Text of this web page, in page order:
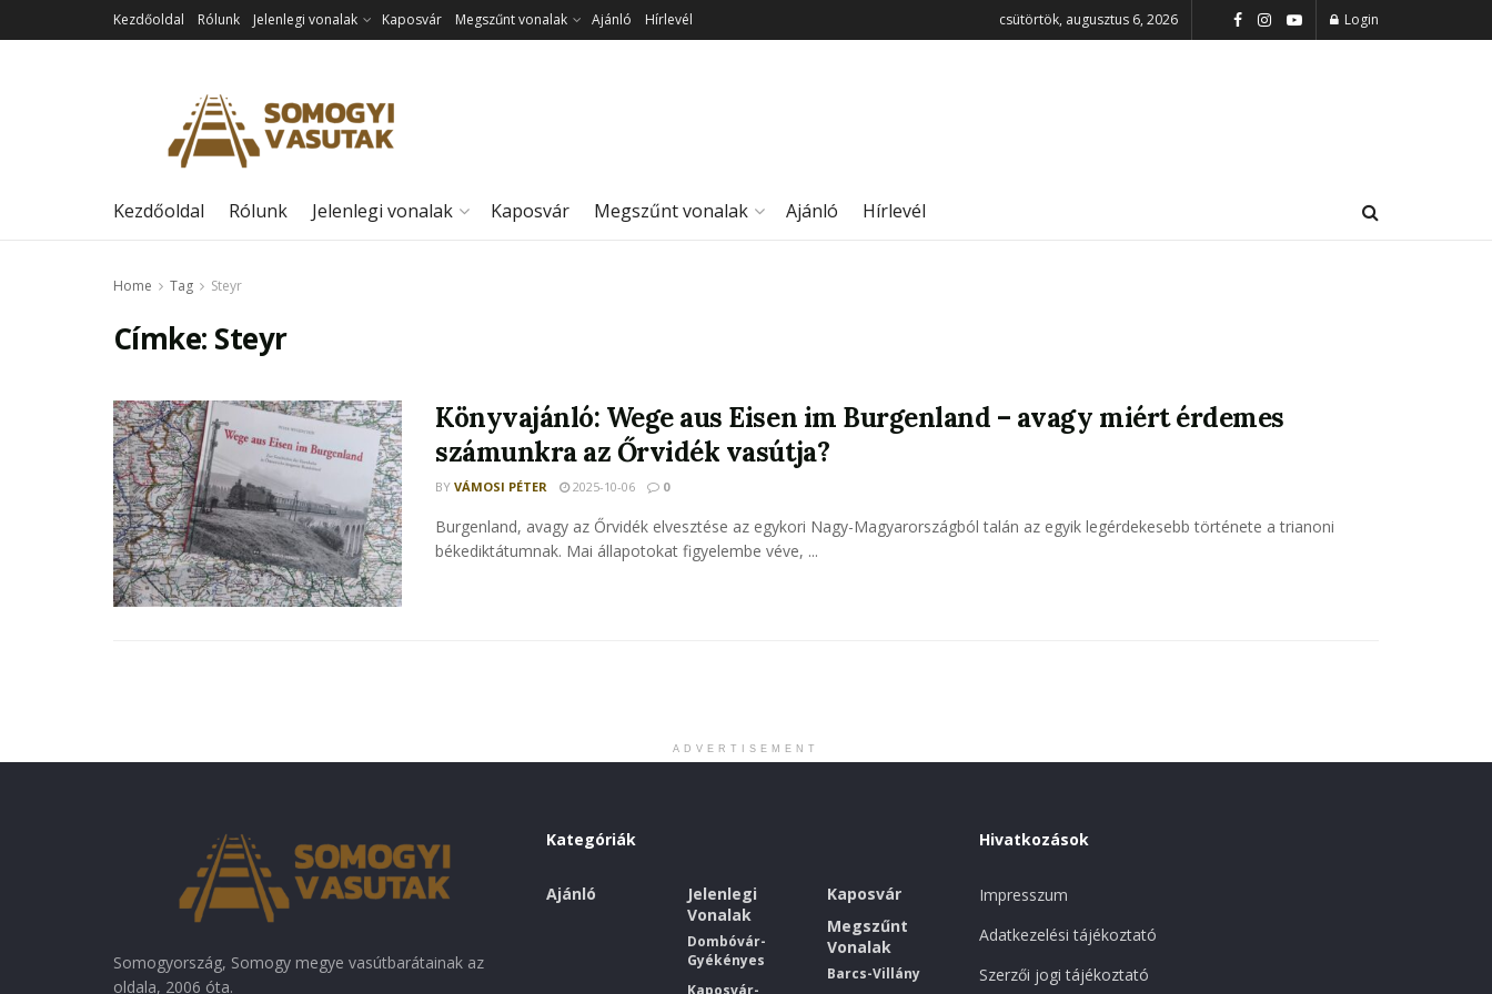
Kezdőoldal Rólunk Jelenlegi vonalak Kaposvár Megszűnt vonalak Ajánló Hírlevél csütörtök, augusztus 6, 2026 Login
Kezdőoldal Rólunk Jelenlegi vonalak Kaposvár Megszűnt vonalak Ajánló Hírlevél
Home Tag Steyr
Címke: Steyr
Könyvajánló: Wege aus Eisen im Burgenland – avagy miért érdemes
számunkra az Őrvidék vasútja?
BY VÁMOSI PÉTER 2025-10-06 0
Burgenland, avagy az Őrvidék elvesztése az egykori Nagy-Magyarországból talán az egyik legérdekesebb története a trianoni
békediktátumnak. Mai állapotokat figyelembe véve, ...
ADVERTISEMENT
Somogyország, Somogy megye vasútbarátainak az
oldala, 2006 óta.
Kategóriák
Ajánló
Jelenlegi
Vonalak
Dombóvár-
Gyékényes
Kaposvár-
Kaposvár
Megszűnt
Vonalak
Barcs-Villány
Hivatkozások
Impresszum
Adatkezelési tájékoztató
Szerzői jogi tájékoztató